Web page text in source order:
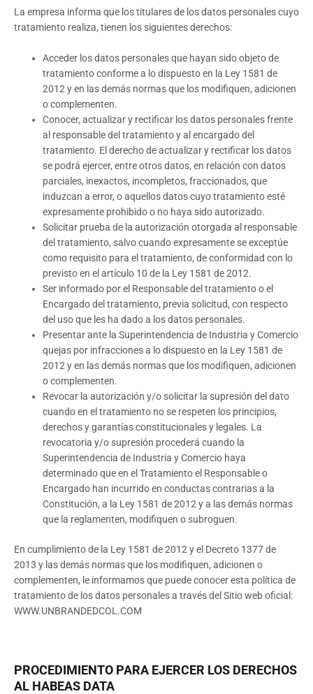
La empresa informa que los titulares de los datos personales cuyo
tratamiento realiza, tienen los siguientes derechos:
Acceder los datos personales que hayan sido objeto de
tratamiento conforme a lo dispuesto en la Ley 1581 de
2012 y en las demás normas que los modifiquen, adicionen
o complementen.
Conocer, actualizar y rectificar los datos personales frente
al responsable del tratamiento y al encargado del
tratamiento. El derecho de actualizar y rectificar los datos
se podrá ejercer, entre otros datos, en relación con datos
parciales, inexactos, incompletos, fraccionados, que
induzcan a error, o aquellos datos cuyo tratamiento esté
expresamente prohibido o no haya sido autorizado.
Solicitar prueba de la autorización otorgada al responsable
del tratamiento, salvo cuando expresamente se exceptúe
como requisito para el tratamiento, de conformidad con lo
previsto en el artículo 10 de la Ley 1581 de 2012.
Ser informado por el Responsable del tratamiento o el
Encargado del tratamiento, previa solicitud, con respecto
del uso que les ha dado a los datos personales.
Presentar ante la Superintendencia de Industria y Comercio
quejas por infracciones a lo dispuesto en la Ley 1581 de
2012 y en las demás normas que los modifiquen, adicionen
o complementen.
Revocar la autorización y/o solicitar la supresión del dato
cuando en el tratamiento no se respeten los principios,
derechos y garantías constitucionales y legales. La
revocatoria y/o supresión procederá cuando la
Superintendencia de Industria y Comercio haya
determinado que en el Tratamiento el Responsable o
Encargado han incurrido en conductas contrarias a la
Constitución, a la Ley 1581 de 2012 y a las demás normas
que la reglamenten, modifiquen o subroguen.
En cumplimiento de la Ley 1581 de 2012 y el Decreto 1377 de
2013 y las demás normas que los modifiquen, adicionen o
complementen, le informamos que puede conocer esta política de
tratamiento de los datos personales a través del Sitio web oficial:
WWW.UNBRANDEDCOL.COM
PROCEDIMIENTO PARA EJERCER LOS DERECHOS
AL HABEAS DATA